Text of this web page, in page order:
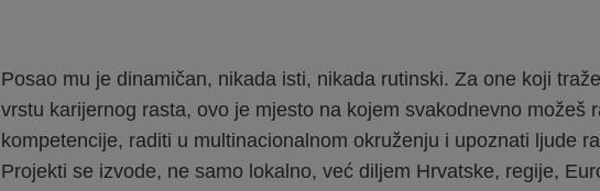
Posao mu je dinamičan, nikada isti, nikada rutinski. Za one koji
vrstu karijernog rasta, ovo je mjesto na kojem svakodnevno možeš
kompetencije, raditi u multinacionalnom okruženju i upoznati ljude
Projekti se izvode, ne samo lokalno, već diljem Hrvatske, regije,